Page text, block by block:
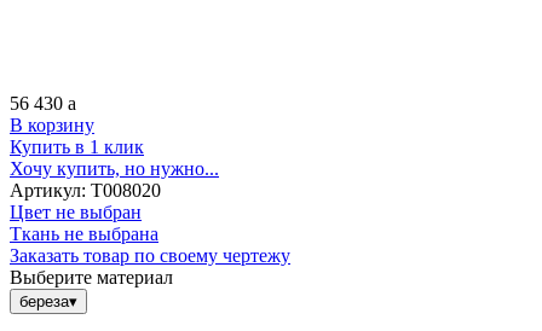
56 430 a
В корзину
Купить в 1 клик
Хочу купить, но нужно...
Артикул: Т008020
Цвет не выбран
Ткань не выбрана
Заказать товар по своему чертежу
Выберите материал
береза▾